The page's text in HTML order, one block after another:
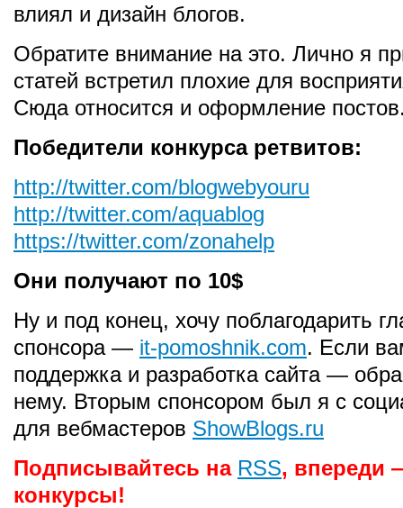
влиял и дизайн блогов.
Обратите внимание на это. Лично я
статей встретил плохие для
Сюда относится и оформление
Победители конкурса ретвитов:
http://twitter.com/blogwebyouru
http://twitter.com/aquablog
https://twitter.com/zonahelp
Они получают по 10$
Ну и под конец, хочу поблагодарить
спонсора — it-pomoshnik.com. Если
поддержка и разработка сайта —
нему. Вторым спонсором был я с
для вебмастеров ShowBlogs.ru
Подписывайтесь на RSS, впереди
конкурсы!